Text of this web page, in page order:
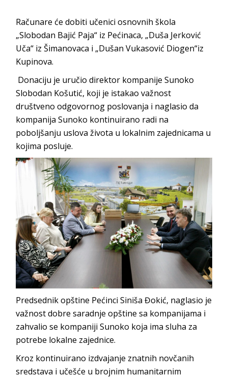
Računare će dobiti učenici osnovnih škola
„Slobodan Bajić Paja“ iz Pećinaca, „Duša Jerković
Uča“ iz Šimanovaca i „Dušan Vukasović Diogen“iz
Kupinova.
Donaciju je uručio direktor kompanije Sunoko
Slobodan Košutić, koji je istakao važnost
društveno odgovornog poslovanja i naglasio da
kompanija Sunoko kontinuirano radi na
poboljšanju uslova života u lokalnim zajednicama u
kojima posluje.
Predsednik opštine Pećinci Siniša Đokić, naglasio je
važnost dobre saradnje opštine sa kompanijama i
zahvalio se kompaniji Sunoko koja ima sluha za
potrebe lokalne zajednice.
Kroz kontinuirano izdvajanje znatnih novčanih
sredstava i učešće u brojnim humanitarnim